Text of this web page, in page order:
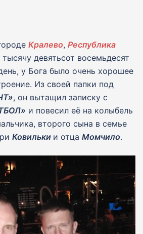
Кралево, Республика
тысячу девятьсот восемьдесят
у Бога было очень хорошее
Из своей папки под
, он вытащил записку с
и повесил её на колыбель
второго сына в семье
Ковильки и отца Момчило.